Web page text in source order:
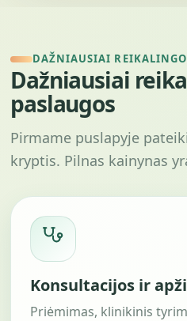
DAŽNIAUSIAI
Dažniausiai
paslaugos
Pirmame puslapyje
kryptis. Pilnas kainynas
Konsultacijos ir
Priėmimas, klinikinis